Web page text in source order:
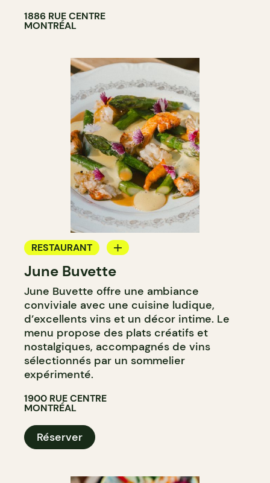
1886 RUE CENTRE
MONTRÉAL
RESTAURANT
BAR À VIN
June Buvette
June Buvette offre une ambiance
conviviale avec une cuisine ludique,
d’excellents vins et un décor intime. Le
menu propose des plats créatifs et
nostalgiques, accompagnés de vins
sélectionnés par un sommelier
expérimenté.
1900 RUE CENTRE
MONTRÉAL
Réserver